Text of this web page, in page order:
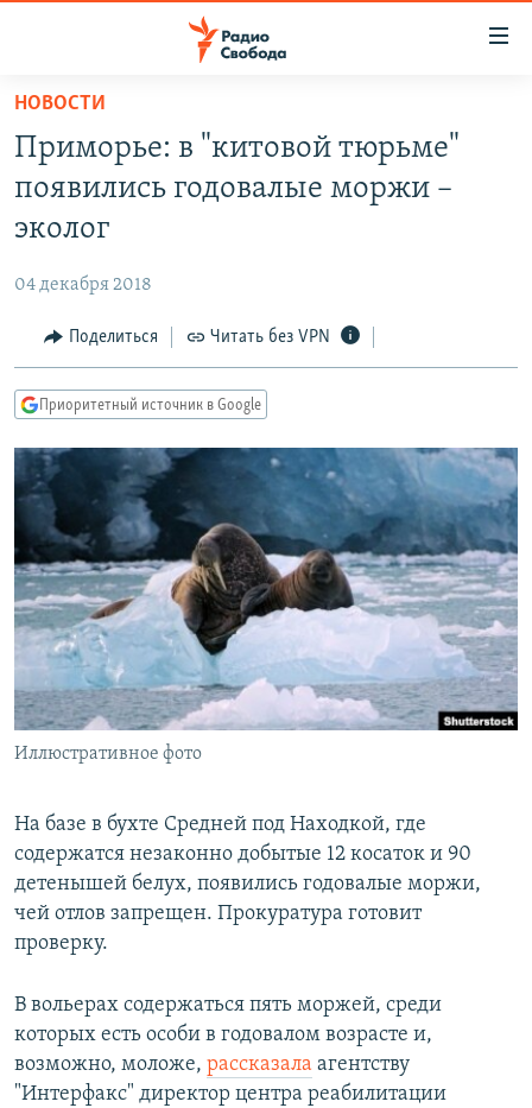
упрощенного
доступа
основному
Вернутся
Вернутся
поиску
ПОДКАСТЫ
МНЕНИЯ
КУЛЬТУРА
КАВКАЗ.РЕАЛИИ
СЕВЕР.РЕАЛИИ
СИБИРЬ.РЕАЛИИ
РАСПИСАНИЕ ВЕЩАНИЯ
ПОДПИШИТЕСЬ НА РАССЫЛКУ
СОЦИАЛЬНЫЕ СЕТИ
Все сайты РСЕ/РС
НОВОСТИ
Приморье: в "китовой тюрьме"
появились годовалые моржи –
эколог
04 декабря 2018
Поделиться Читать без VPN
Приоритетный источник в Google
Иллюстративное фото
На базе в бухте Средней под Находкой, где
содержатся незаконно добытые 12 косаток и 90
детенышей белух, появились годовалые моржи,
чей отлов запрещен. Прокуратура готовит
проверку.
В вольерах содержаться пять моржей, среди
которых есть особи в годовалом возрасте и,
возможно, моложе, рассказала агентству
"Интерфакс" директор центра реабилитации